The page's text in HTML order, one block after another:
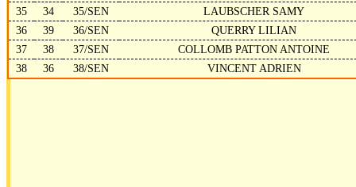
35
34 35/SEN
LAUBSCHER SAMY
36
39 36/SEN
QUERRY LILIAN
37
38 37/SEN
COLLOMB PATTON ANTOINE
38
36 38/SEN VINCENT ADRIEN